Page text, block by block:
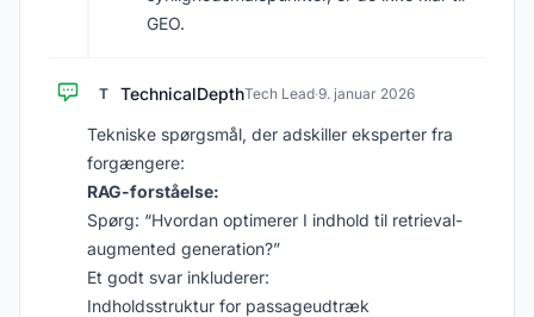
GEO.
T TechnicalDepthTech Lead·9. januar 2026
Tekniske spørgsmål, der adskiller eksperter fra
forgængere:
RAG-forståelse:
Spørg: “Hvordan optimerer I indhold til retrieval-
augmented generation?”
Et godt svar inkluderer:
Indholdsstruktur for passageudtræk